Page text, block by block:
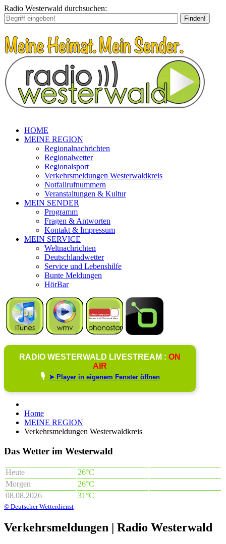
Radio Westerwald durchsuchen:
Finden!
HOME
MEINE REGION
Regionalnachrichten
Regionalwetter
Regionalsport
Verkehrsmeldungen Westerwaldkreis
Notfallrufnummern
Veranstaltungen & Kultur
MEIN SENDER
Programm
Fragen & Antworten
Kontakt & Impressum
MEIN SERVICE
Weltnachrichten
Deutschlandwetter
Service und Lebenshilfe
Bunte Meldungen
HörBar
RADIO WESTERWALD LIVESTREAM : ON
AIR
🎙️ ➤ Player in eigenem Fenster öffnen
Home
MEINE REGION
Verkehrsmeldungen Westerwaldkreis
Das Wetter im Westerwald
Heute
26°C
Morgen
26°C
08.08.2026
31°C
© Deutscher Wetterdienst
Verkehrsmeldungen | Radio Westerwald